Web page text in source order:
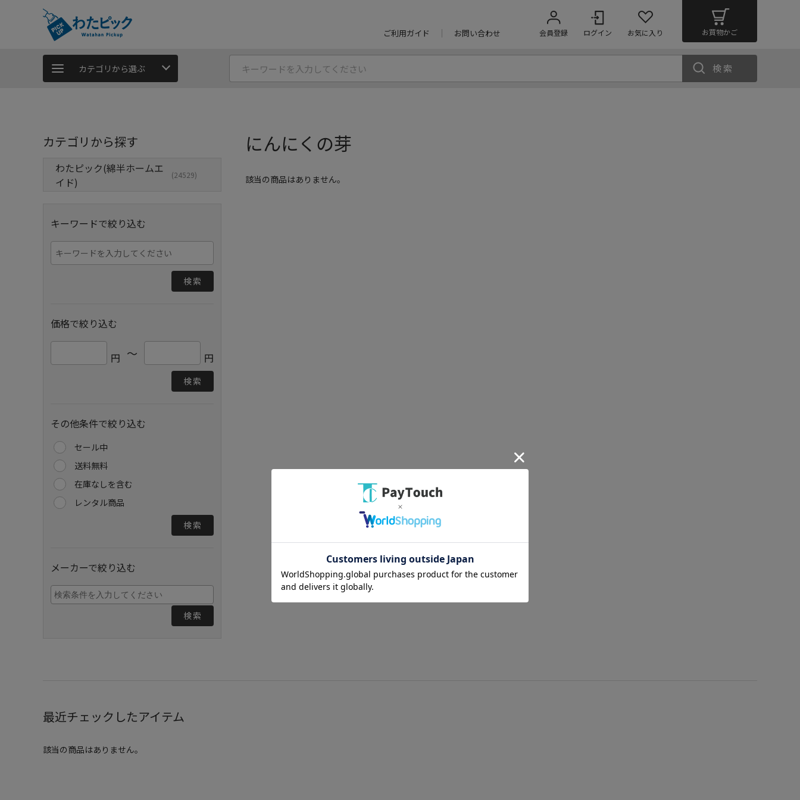
ご利用ガイド お問い合わせ 会員登録 ログイン お気に入り お買物かご
カテゴリから選ぶ 検索
カテゴリから探す
わたピック(綿半ホームエ
イド)
(24529)
キーワードで絞り込む
検索
価格で絞り込む
円 ～ 円
検索
その他条件で絞り込む
セール中
送料無料
在庫なしを含む
レンタル商品
検索
メーカーで絞り込む
検索
にんにくの芽
該当の商品はありません。
最近チェックしたアイテム
該当の商品はありません。